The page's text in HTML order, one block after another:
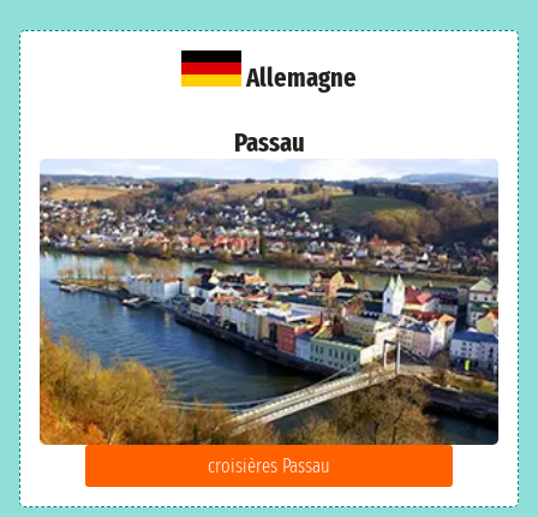
Allemagne
Passau
croisières Passau